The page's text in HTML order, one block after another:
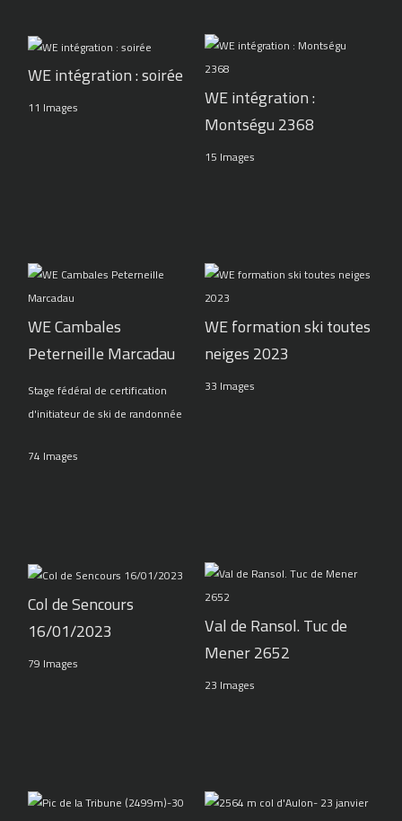
WE intégration : soirée
11 Images
WE intégration :
Montségu 2368
15 Images
WE Cambales
Peterneille Marcadau
Stage fédéral de certification
d'initiateur de ski de randonnée
74 Images
WE formation ski toutes
neiges 2023
33 Images
Col de Sencours
16/01/2023
79 Images
Val de Ransol. Tuc de
Mener 2652
23 Images